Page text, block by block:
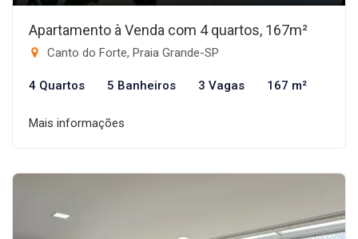
Apartamento à Venda com 4 quartos, 167m²
Canto do Forte, Praia Grande-SP
4 Quartos 5 Banheiros 3 Vagas 167 m²
Mais informações